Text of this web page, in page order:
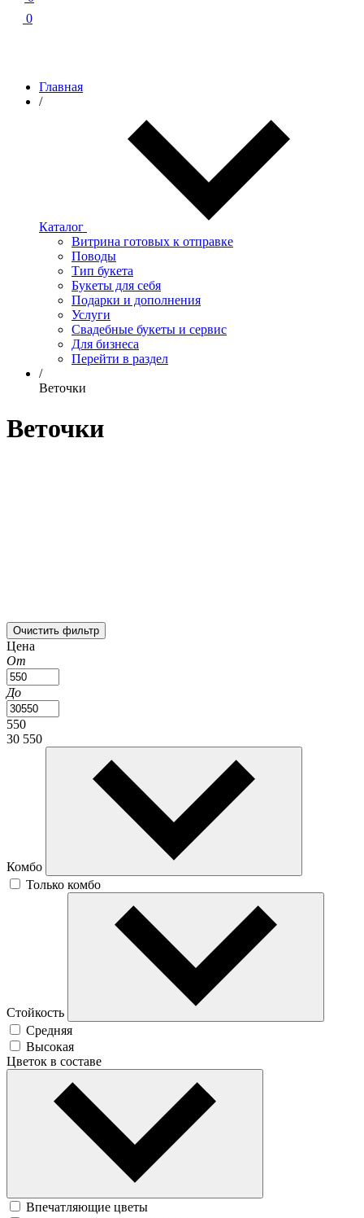
0
Главная
/
Каталог
Витрина готовых к отправке
Поводы
Тип букета
Букеты для себя
Подарки и дополнения
Услуги
Свадебные букеты и сервис
Для бизнеса
Перейти в раздел
/
Веточки
Веточки
Очистить фильтр
Цена
От
До
550
30 550
Комбо
Только комбо
Стойкость
Средняя
Высокая
Цветок в составе
Впечатляющие цветы